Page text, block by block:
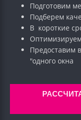
Подготовим
Подберем
В короткие
Предоставим